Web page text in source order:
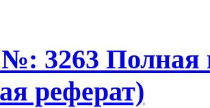
3263 Полная
реферат)